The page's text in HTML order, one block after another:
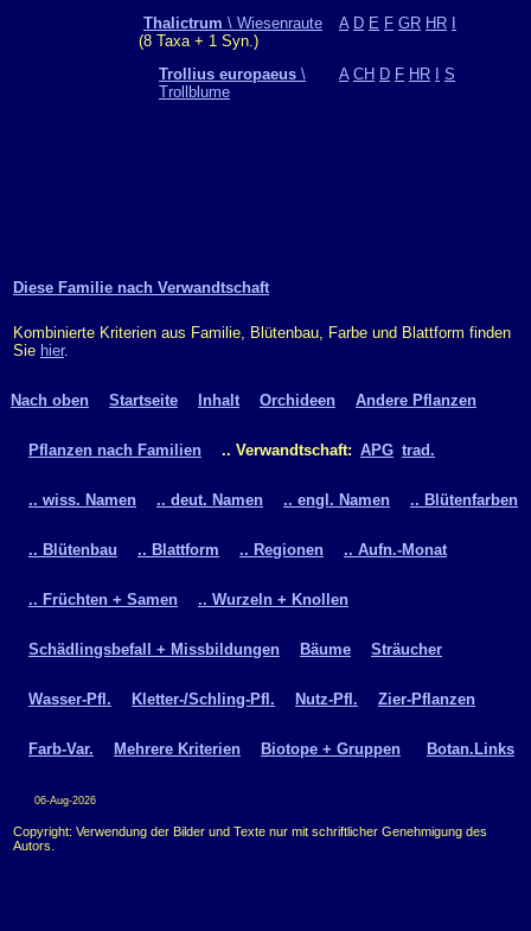
Thalictrum \ Wiesenraute
(8 Taxa + 1 Syn.)
A D E F GR HR
Trollius europaeus \
Trollblume
A CH D F HR S
Diese Familie nach Verwandtschaft
Kombinierte Kriterien aus Familie, Blütenbau, Farbe und Blattform finden
Sie hier.
Nach oben Startseite Inhalt Orchideen Andere Pflanzen
Pflanzen nach Familien .. Verwandtschaft: APG trad.
.. wiss. Namen .. deut. Namen .. engl. Namen .. Blütenfarben
.. Blütenbau .. Blattform .. Regionen .. Aufn.-Monat
.. Früchten + Samen .. Wurzeln + Knollen
Schädlingsbefall + Missbildungen Bäume Sträucher
Wasser-Pfl. Kletter-/Schling-Pfl. Nutz-Pfl. Zier-Pflanzen
Farb-Var. Mehrere Kriterien Biotope + Gruppen Botan.Links
06-Aug-2026
Copyright: Verwendung der Bilder und Texte nur mit schriftlicher Genehmigung des
Autors.